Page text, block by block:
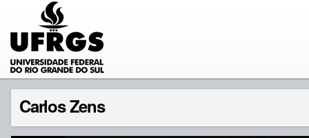
Carlos Zens